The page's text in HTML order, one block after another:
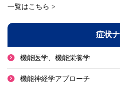
一覧はこちら >
症状
機能医学、機能栄養学
機能神経学アプローチ